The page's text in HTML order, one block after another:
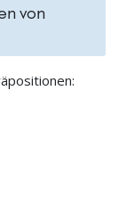
von